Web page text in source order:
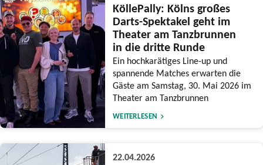
KöllePally: Kölns großes
Darts-Spektakel geht im
Theater am Tanzbrunnen
in die dritte Runde
Ein hochkarätiges Line-up und
spannende Matches erwarten die
Gäste am Samstag, 30. Mai 2026 im
Theater am Tanzbrunnen
WEITERLESEN
22.04.2026